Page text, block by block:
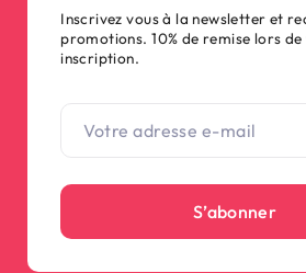
Inscrivez vous à la newsletter et
promotions. 10% de remise lors
inscription.
S’abonner